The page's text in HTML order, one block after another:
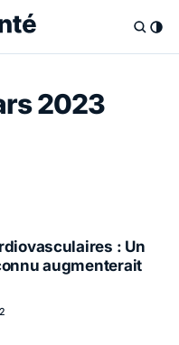
2023
: Un
augmenterait